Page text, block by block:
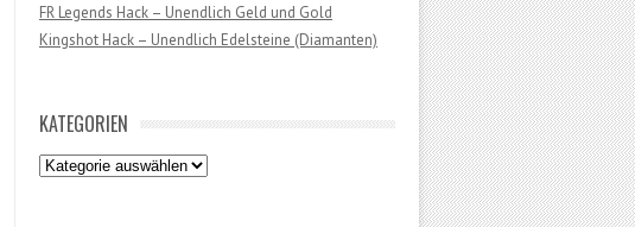
FR Legends Hack – Unendlich Geld und Gold
Kingshot Hack – Unendlich Edelsteine (Diamanten)
KATEGORIEN
Kategorien